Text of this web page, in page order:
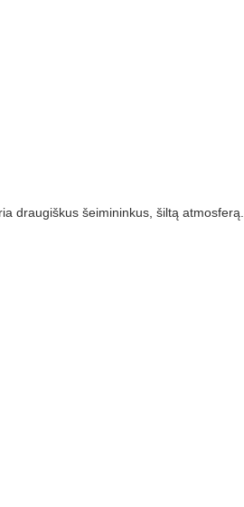
draugiškus šeimininkus, šiltą atmosferą.